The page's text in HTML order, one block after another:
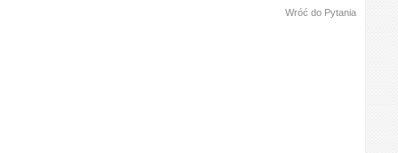
Wróć do Pytania